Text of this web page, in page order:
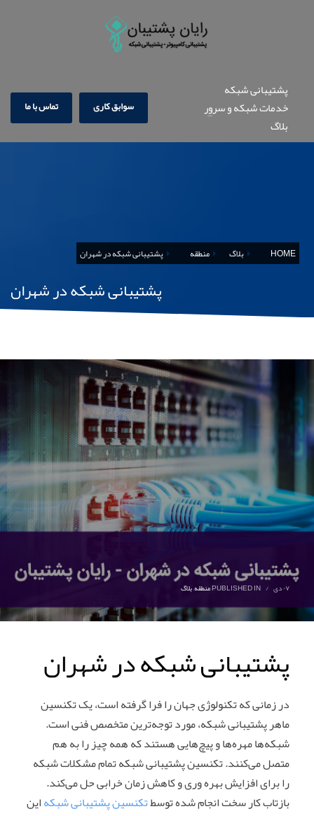
پشتیبانی شبکه
خدمات شبکه و سرور
بلاگ
سوابق کاری تماس با ما
HOME بلاگ منطقه پشتیبانی شبکه در شهران
پشتیبانی شبکه در شهران
۰۷ دی /
PUBLISHED INمنطقه,بلاگ
پشتیبانی شبکه در شهران
در زمانی که تکنولوژی جهان را فرا گرفته است، یک تکنسین
ماهر پشتیبانی شبکه، مورد توجه‌ترین متخصص فنی است.
شبکه‌ها مهره‌ها و پیچ‌هایی هستند که همه چیز را به هم
متصل می‌کنند. تکنسین پشتیبانی شبکه تمام مشکلات شبکه
را برای افزایش بهره وری و کاهش زمان خرابی حل می‌کند.
بازتاب کار سخت انجام شده توسطتکنسین پشتیبانی شبکهاین